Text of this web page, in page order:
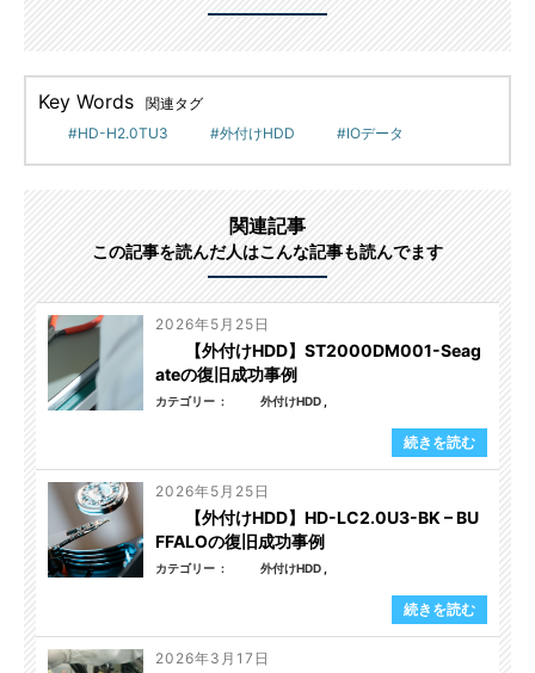
Key Words
関連タグ
HD-H2.0TU3
外付けHDD IOデータ
関連記事
この記事を読んだ人はこんな記事も読んでます
2026年5月25日
【外付けHDD】ST2000DM001-Seag
ateの復旧成功事例
カテゴリー 外付けHDD
続きを読む
2026年5月25日
【外付けHDD】HD-LC2.0U3-BK – BU
FFALOの復旧成功事例
カテゴリー 外付けHDD
続きを読む
2026年3月17日